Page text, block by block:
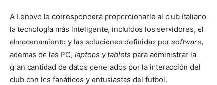
A Lenovo le corresponderá proporcionarle al club italiano
la tecnología más inteligente, incluidos los servidores, el
almacenamiento y las soluciones definidas por software,
además de las PC, laptops y tablets para administrar la
gran cantidad de datos generados por la interacción del
club con los fanáticos y entusiastas del futbol.